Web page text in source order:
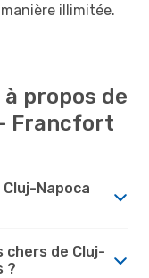
illimitée.
propos de
Francfort
Napoca
chers de Cluj-
?